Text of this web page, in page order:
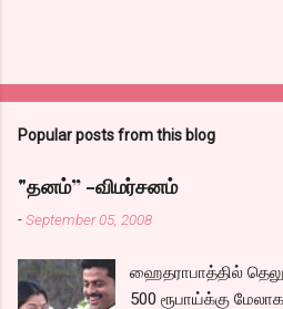
Popular posts from this blog
"தனம்” -விமர்சனம்
-September 05, 2008
ஹைதராபாத்தில்
500 ரூபாய்க்கு